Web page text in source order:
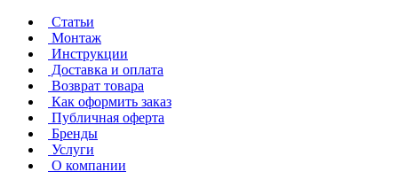
Статьи
Монтаж
Инструкции
Доставка и оплата
Возврат товара
Как оформить заказ
Публичная оферта
Бренды
Услуги
О компании